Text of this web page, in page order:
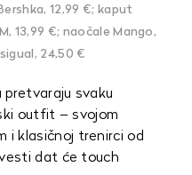
12,99 €; kaput
13,99 €; naočale Mango,
24,50 €
svaku
outfit – svojom
i klasičnoj trenirci od
dat će touch